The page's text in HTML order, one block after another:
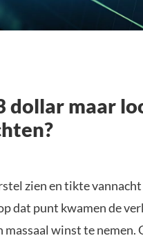
dollar maar
zien en tikte
dat punt kwamen de
winst te nemen.